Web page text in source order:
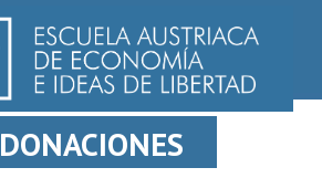
DONACIONES